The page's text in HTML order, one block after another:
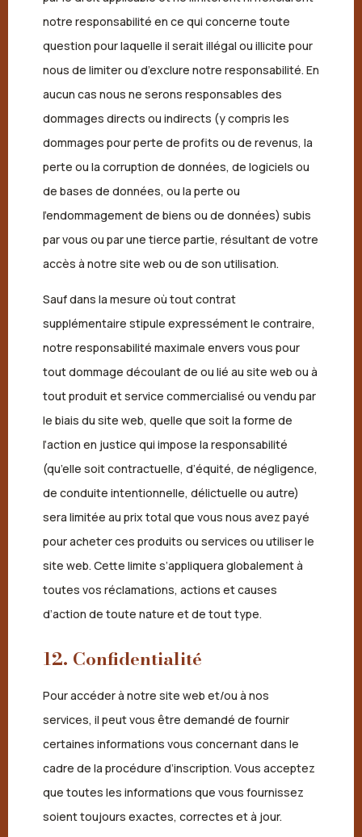
notre responsabilité en ce qui concerne toute
question pour laquelle il serait illégal ou illicite pour
nous de limiter ou d’exclure notre responsabilité. En
aucun cas nous ne serons responsables des
dommages directs ou indirects (y compris les
dommages pour perte de profits ou de revenus, la
perte ou la corruption de données, de logiciels ou
de bases de données, ou la perte ou
l’endommagement de biens ou de données) subis
par vous ou par une tierce partie, résultant de votre
accès à notre site web ou de son utilisation.
Sauf dans la mesure où tout contrat
supplémentaire stipule expressément le contraire,
notre responsabilité maximale envers vous pour
tout dommage découlant de ou lié au site web ou à
tout produit et service commercialisé ou vendu par
le biais du site web, quelle que soit la forme de
l’action en justice qui impose la responsabilité
(qu’elle soit contractuelle, d’équité, de négligence,
de conduite intentionnelle, délictuelle ou autre)
sera limitée au prix total que vous nous avez payé
pour acheter ces produits ou services ou utiliser le
site web. Cette limite s’appliquera globalement à
toutes vos réclamations, actions et causes
d’action de toute nature et de tout type.
12. Confidentialité
Pour accéder à notre site web et/ou à nos
services, il peut vous être demandé de fournir
certaines informations vous concernant dans le
cadre de la procédure d’inscription. Vous acceptez
que toutes les informations que vous fournissez
soient toujours exactes, correctes et à jour.